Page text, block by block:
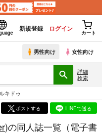
新規登録 ログイン
カート
男性向け 女性向け
詳細
検索
キドゥ
ポストする LINEで送る
)の同人誌一覧（電子書